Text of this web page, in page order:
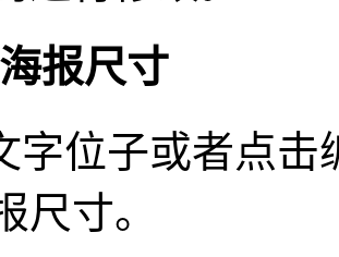
报尺寸
字位子或者点击
尺寸。